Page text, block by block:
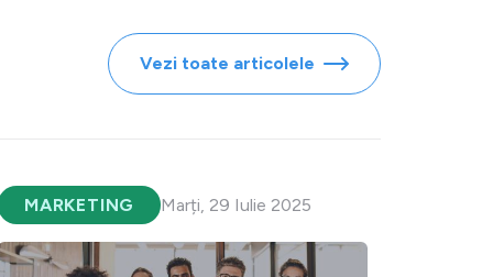
Vezi toate articolele
MARKETING Marți, 29 Iulie 2025